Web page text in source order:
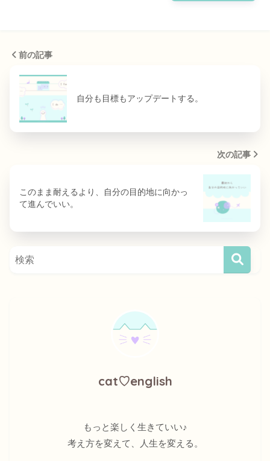
前の記事
自分も目標もアップデートする。
次の記事
このまま耐えるより、自分の目的地に向かっ
て進んでいい。
cat♡english
もっと楽しく生きていい♪
考え方を変えて、人生を変える。